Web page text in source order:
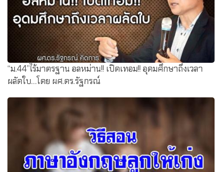
“ม.44”ไร้มาตรฐาน อลหม่าน!! เปิดเทอม!! อุดมศึกษาถึงเวลา
ผลัดใบ…โดย ผศ.ดร.รัฐกรณ์